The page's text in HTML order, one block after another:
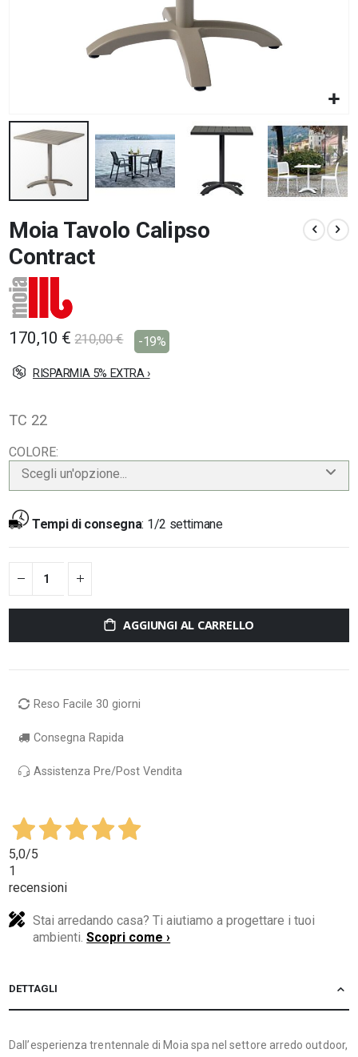
all'inizio
della
galleria
di
immagini
Moia Tavolo Calipso
Contract
170,10 € 210,00 € -19%
RISPARMIA 5% EXTRA ›
TC 22
COLORE
Scegli un'opzione...
Tempi di consegna: 1/2 settimane
AGGIUNGI AL CARRELLO
Reso Facile 30 giorni
Consegna Rapida
Assistenza Pre/Post Vendita
5,0/5
1
recensioni
Stai arredando casa? Ti aiutiamo a progettare i tuoi
ambienti.Scopri come ›
DETTAGLI
Dall’esperienza trentennale di Moia spa nel settore arredo outdoor,